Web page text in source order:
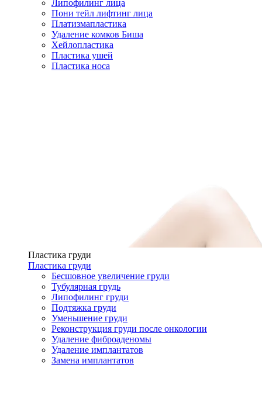
Липофилинг лица
Пони тейл лифтинг лица
Платизмапластика
Удаление комков Биша
Хейлопластика
Пластика ушей
Пластика носа
Пластика груди
Пластика груди
Бесшовное увеличение груди
Тубулярная грудь
Липофилинг груди
Подтяжка груди
Уменьшение груди
Реконструкция груди после онкологии
Удаление фиброаденомы
Удаление имплантатов
Замена имплантатов